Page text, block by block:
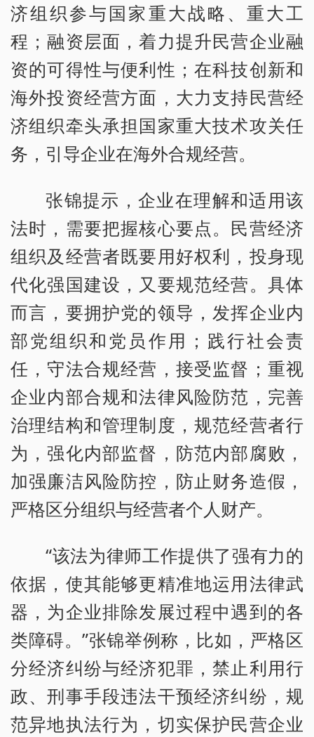
济组织参与国家重大战略、重大工
程；融资层面，着力提升民营企业融
资的可得性与便利性；在科技创新和
海外投资经营方面，大力支持民营经
济组织牵头承担国家重大技术攻关任
务，引导企业在海外合规经营。
张锦提示，企业在理解和适用该
法时，需要把握核心要点。民营经济
组织及经营者既要用好权利，投身现
代化强国建设，又要规范经营。具体
而言，要拥护党的领导，发挥企业内
部党组织和党员作用；践行社会责
任，守法合规经营，接受监督；重视
企业内部合规和法律风险防范，完善
治理结构和管理制度，规范经营者行
为，强化内部监督，防范内部腐败，
加强廉洁风险防控，防止财务造假，
严格区分组织与经营者个人财产。
“该法为律师工作提供了强有力的
依据，使其能够更精准地运用法律武
器，为企业排除发展过程中遇到的各
类障碍。”张锦举例称，比如，严格区
分经济纠纷与经济犯罪，禁止利用行
政、刑事手段违法干预经济纠纷，规
范异地执法行为，切实保护民营企业